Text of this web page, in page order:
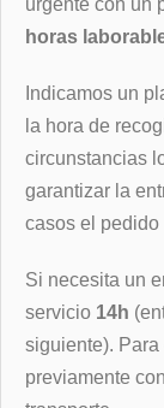
urgente con un
horas
Indicamos un
la hora de
circunstancias
garantizar la
casos el
Si necesita un
servicio 14h
siguiente).
previamente